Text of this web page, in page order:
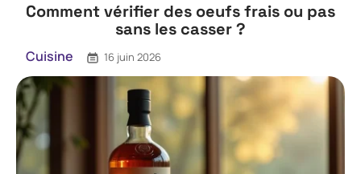
Comment vérifier des oeufs frais ou pas
sans les casser ?
Cuisine 16 juin 2026